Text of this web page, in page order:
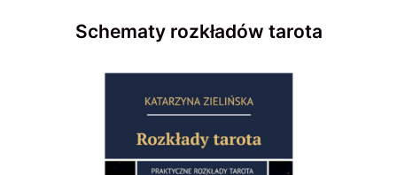
Schematy rozkładów tarota